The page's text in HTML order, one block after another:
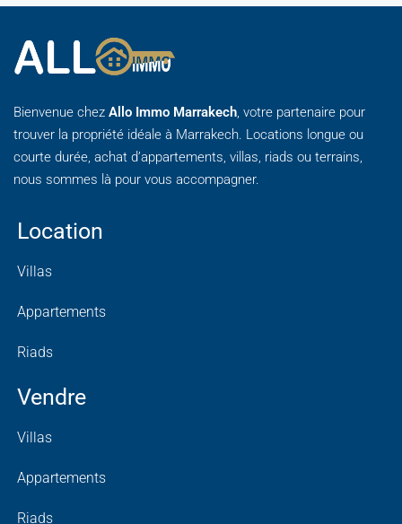
Bienvenue chez Allo Immo Marrakech, votre partenaire pour
trouver la propriété idéale à Marrakech. Locations longue ou
courte durée, achat d’appartements, villas, riads ou terrains,
nous sommes là pour vous accompagner.
Location
Villas
Appartements
Riads
Vendre
Villas
Appartements
Riads